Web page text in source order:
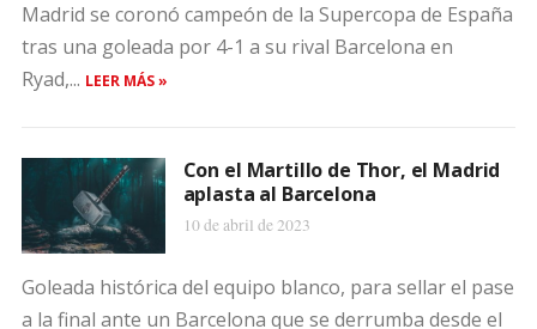
Madrid se coronó campeón de la Supercopa de España
tras una goleada por 4-1 a su rival Barcelona en
Ryad,... LEER MÁS »
Con el Martillo de Thor, el Madrid
aplasta al Barcelona
10 de abril de 2023
Goleada histórica del equipo blanco, para sellar el pase
a la final ante un Barcelona que se derrumba desde el